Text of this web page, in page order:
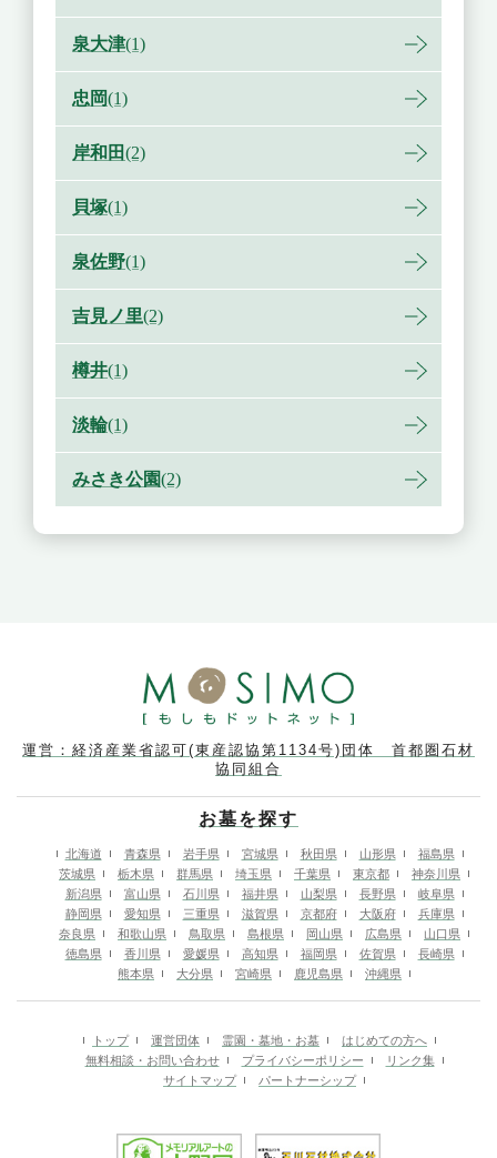
泉大津(1)
忠岡(1)
岸和田(2)
貝塚(1)
泉佐野(1)
吉見ノ里(2)
樽井(1)
淡輪(1)
みさき公園(2)
運営：経済産業省認可(東産認協第1134号)団体 首都圏石材
協同組合
お墓を探す
北海道 青森県 岩手県 宮城県 秋田県 山形県
福島県
茨城県
栃木県 群馬県 埼玉県 千葉県 東京都
神奈川県
新潟県
富山県 石川県 福井県 山梨県 長野県
岐阜県
静岡県
愛知県 三重県 滋賀県 京都府 大阪府
兵庫県
奈良県
和歌山県 鳥取県 島根県 岡山県 広島県
山口県
徳島県
香川県 愛媛県 高知県 福岡県 佐賀県
長崎県
熊本県
大分県 宮崎県 鹿児島県 沖縄県
トップ 運営団体 霊園・墓地・お墓
はじめての方へ
無料相談・お問い合わせ
プライバシーポリシー
リンク集
サイトマップ
パートナーシップ